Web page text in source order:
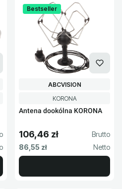
Bestseller
Kod produktu
KORONA
Antena dookólna KORONA
PRODUCENT
ABCVISION
Cena brutto
106,46 zł
Cena netto
86,55 zł